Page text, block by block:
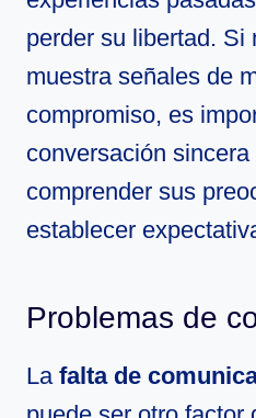
perder su libertad. Si
muestra señales de
compromiso, es
conversación
comprender sus
establecer
Problemas de
La falta de